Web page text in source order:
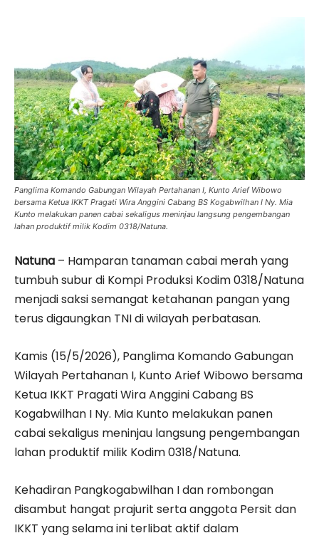
Panglima Komando Gabungan Wilayah Pertahanan I, Kunto Arief Wibowo
bersama Ketua IKKT Pragati Wira Anggini Cabang BS Kogabwilhan I Ny. Mia
Kunto melakukan panen cabai sekaligus meninjau langsung pengembangan
lahan produktif milik Kodim 0318/Natuna.
Natuna – Hamparan tanaman cabai merah yang
tumbuh subur di Kompi Produksi Kodim 0318/Natuna
menjadi saksi semangat ketahanan pangan yang
terus digaungkan TNI di wilayah perbatasan.
Kamis (15/5/2026), Panglima Komando Gabungan
Wilayah Pertahanan I, Kunto Arief Wibowo bersama
Ketua IKKT Pragati Wira Anggini Cabang BS
Kogabwilhan I Ny. Mia Kunto melakukan panen
cabai sekaligus meninjau langsung pengembangan
lahan produktif milik Kodim 0318/Natuna.
Kehadiran Pangkogabwilhan I dan rombongan
disambut hangat prajurit serta anggota Persit dan
IKKT yang selama ini terlibat aktif dalam